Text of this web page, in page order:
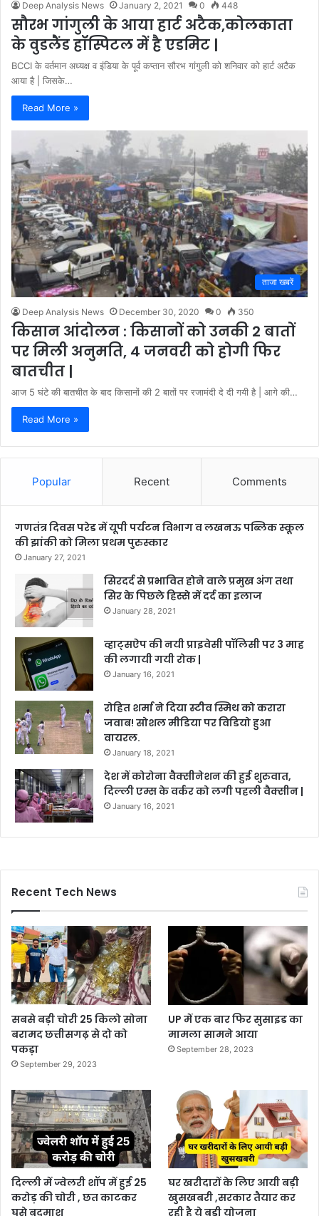
Deep Analysis News January 2, 2021 0 448
सौरभ गांगुली के आया हार्ट अटैक,कोलकाता
के वुडलैंड हॉस्पिटल में है एडमिट |
BCCI के वर्तमान अध्यक्ष व इंडिया के पूर्व कप्तान सौरभ गांगुली को शनिवार को हार्ट अटैक
आया है | जिसके…
Read More »
ताजा खबरें
Deep Analysis News December 30, 2020 0 350
किसान आंदोलन : किसानों को उनकी 2 बातों
पर मिली अनुमति, 4 जनवरी को होगी फिर
बातचीत |
आज 5 घंटे की बातचीत के बाद किसानों की 2 बातों पर रजामंदी दे दी गयी है | आगे की…
Read More »
Popular Recent Comments
गणतंत्र दिवस परेड में यूपी पर्यटन विभाग व लखनऊ पब्लिक स्कूल
की झांकी को मिला प्रथम पुरुस्कार
January 27, 2021
सिरदर्द से प्रभावित होने वाले प्रमुख अंग तथा
सिर के पिछले हिस्से में दर्द का इलाज
January 28, 2021
व्हाट्सऐप की नयी प्राइवेसी पॉलिसी पर 3 माह
की लगायी गयी रोक |
January 16, 2021
रोहित शर्मा ने दिया स्टीव स्मिथ को करारा
जवाब! सोशल मीडिया पर विडियो हुआ
वायरल.
January 18, 2021
देश में कोरोना वैक्सीनेशन की हुई शुरुवात,
दिल्ली एम्स के वर्कर को लगी पहली वैक्सीन |
January 16, 2021
Recent Tech News
सबसे बड़ी चोरी 25 किलो सोना
बरामद छत्तीसगढ़ से दो को
पकड़ा
September 29, 2023
UP में एक बार फिर सुसाइड का
मामला सामने आया
September 28, 2023
दिल्ली में ज्वेलरी शॉप में हुई 25
करोड़ की चोरी , छत काटकर
घुसे बदमाश
घर खरीदारों के लिए आयी बड़ी
खुसखबरी ,सरकार तैयार कर
रही है ये बड़ी योजना